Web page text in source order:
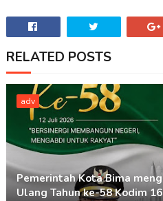
RELATED POSTS
adv
Pemerintah Kota Bima
Ulang Tahun ke-58 Kodim